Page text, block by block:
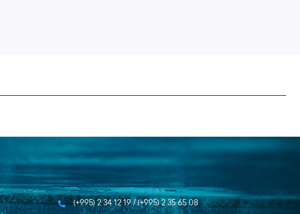
(+995) 2 34 12 19 / (+995) 2 35 65 08